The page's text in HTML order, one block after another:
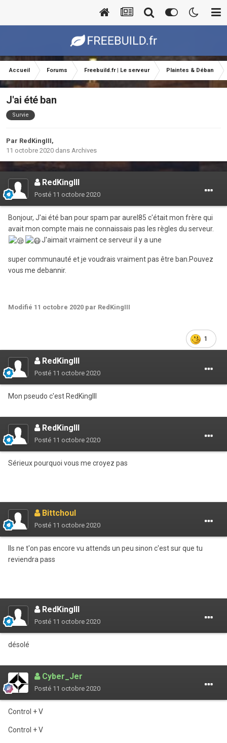
Accueil Forums Freebuild.fr | Le serveur Plaintes & Déban
J'ai été ban
Survie
Par RedKingIII,
11 octobre 2020 dans Archives
RedKingIII
Posté 11 octobre 2020
Bonjour, J'ai été ban pour spam par aurel85 c'était mon frère qui
avait mon compte mais ne connaissais pas les règles du serveur.
J'aimait vraiment ce serveur il y a une
super communauté et je voudrais vraiment pas être ban.Pouvez
vous me debannir.
Modifié 11 octobre 2020 par RedKingIII
1
RedKingIII
Posté 11 octobre 2020
Mon pseudo c'est RedKingIII
RedKingIII
Posté 11 octobre 2020
Sérieux pourquoi vous me croyez pas
Bittchoul
Posté 11 octobre 2020
Ils ne t'on pas encore vu attends un peu sinon c'est sur que tu
reviendra pass
RedKingIII
Posté 11 octobre 2020
désolé
Cyber_Jer
Posté 11 octobre 2020
Control + V
Control + V